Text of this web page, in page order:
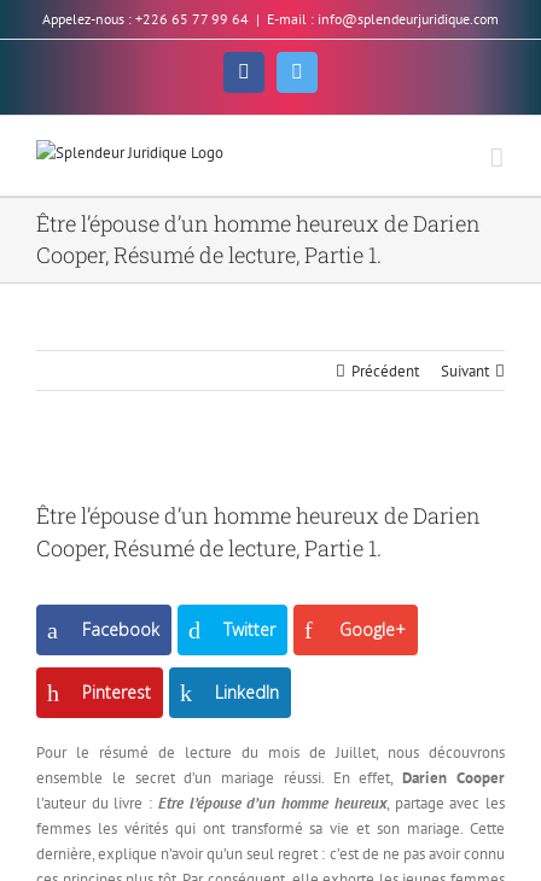
to
Appelez-nous : +226 65 77 99 64 | E-mail : info@splendeurjuridique.com
Facebook
Être l’épouse d’un homme heureux de Darien
Cooper, Résumé de lecture, Partie 1.
Précédent Suivant
l'image
agrandie
Être l’épouse d’un homme heureux de Darien
Cooper, Résumé de lecture, Partie 1.
Facebook Twitter Google+
Pinterest LinkedIn
Pour le résumé de lecture du mois de Juillet, nous découvrons
ensemble le secret d’un mariage réussi. En effet,Darien Cooper
l’auteur du livre : Etre l’épouse d’un homme heureux, partage avec les
femmes les vérités qui ont transformé sa vie et son mariage. Cette
dernière, explique n’avoir qu’un seul regret : c’est de ne pas avoir connu